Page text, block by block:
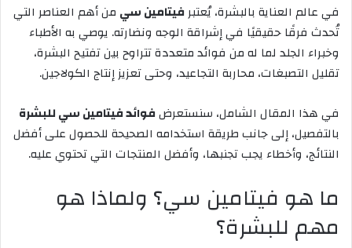
في عالم العناية بالبشرة، يُعتبرفيتامين سي من أهم العناصر التي
تُحدث فرقًا حقيقيًا في إشراقة الوجه ونضارته. يوصي به الأطباء
وخبراء الجلد لما له من فوائد متعددة تتراوح بين تفتيح البشرة،
تقليل التصبغات، محاربة التجاعيد، وحتى تعزيز إنتاج الكولاجين.
في هذا المقال الشامل، سنستعرضفوائد فيتامين سي للبشرة
بالتفصيل، إلى جانب طريقة استخدامه الصحيحة للحصول على أفضل
النتائج، وأخطاء يجب تجنبها، وأفضل المنتجات التي تحتوي عليه.
ما هو فيتامين سي؟ ولماذا هو
مهم للبشرة؟